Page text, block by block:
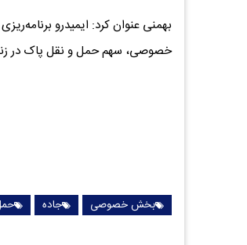
بهمنی عنوان کرد: ایمیدرو
خصوصی، سهم حمل‌ و نقل پاک در
بخش خصوصی جاده